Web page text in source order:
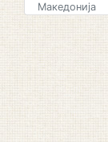
Македонија